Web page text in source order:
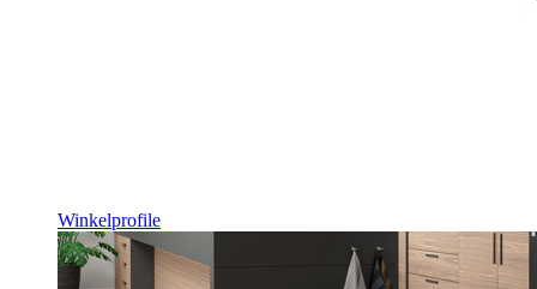
Winkelprofile